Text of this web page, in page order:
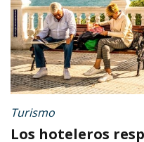
Turismo
Los hoteleros